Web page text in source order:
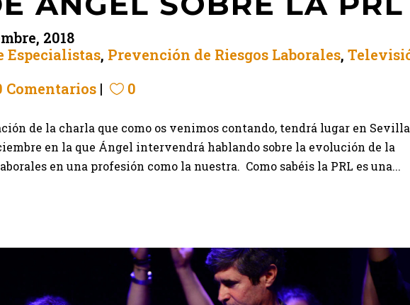
2018
Especialistas, Prevención de Riesgos Laborales,
Comentarios 0
de la charla que como os venimos contando, tendrá lugar en
en la que Ángel intervendrá hablando sobre la evolución de la
en una profesión como la nuestra. Como sabéis la PRL es una...